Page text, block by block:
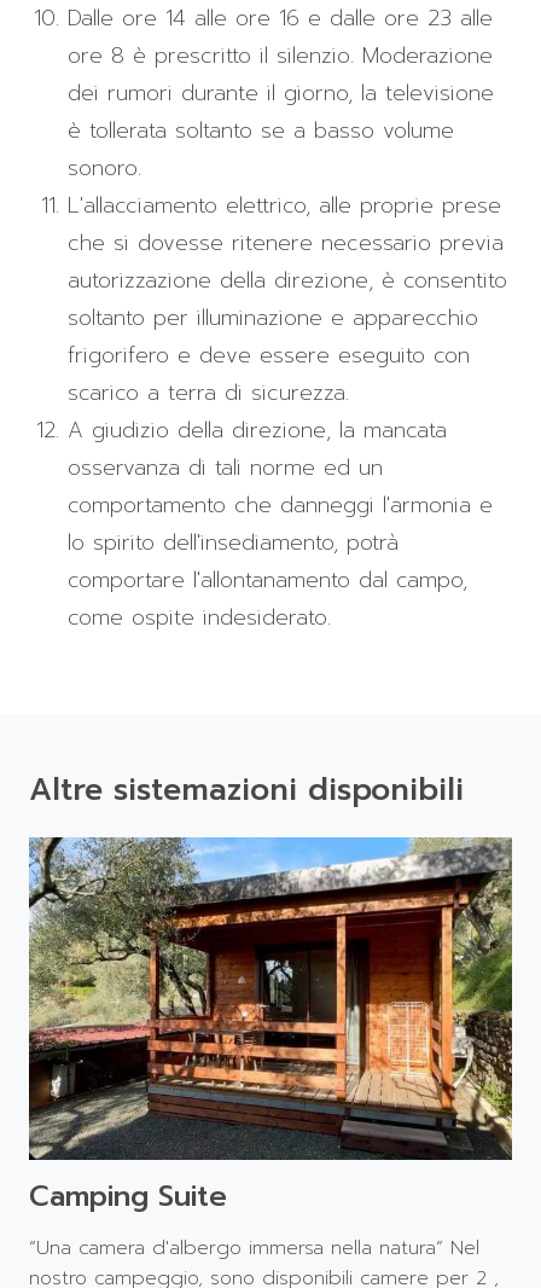
Dalle ore 14 alle ore 16 e dalle ore 23 alle
ore 8 è prescritto il silenzio. Moderazione
dei rumori durante il giorno, la televisione
è tollerata soltanto se a basso volume
sonoro.
L'allacciamento elettrico, alle proprie prese
che si dovesse ritenere necessario previa
autorizzazione della direzione, è consentito
soltanto per illuminazione e apparecchio
frigorifero e deve essere eseguito con
scarico a terra di sicurezza.
A giudizio della direzione, la mancata
osservanza di tali norme ed un
comportamento che danneggi l'armonia e
lo spirito dell'insediamento, potrà
comportare l'allontanamento dal campo,
come ospite indesiderato.
Altre sistemazioni disponibili
Camping Suite
“Una camera d'albergo immersa nella natura” Nel
nostro campeggio, sono disponibili camere per 2 ,